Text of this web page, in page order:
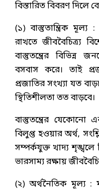
বিস্তারিত বিবরণ দিলে
(১) বাস্তুতান্ত্রিক মূল্য :
রাখতে জীববৈচিত্র্য
বাস্তুতন্ত্রের বিভিন্ন
বসবাস করে। তাই
প্রজাতির সংখ্যা যত
স্থিতিশীলতা তত বাড়বে।
বাস্তুতন্ত্রের যেকোনো
বিলুপ্ত হওয়ার অর্থ,
সম্পর্কযুক্ত খাদ্য শৃঙ্খলে
ভারসাম্য রক্ষায়
(২) অর্থনৈতিক মূল্য :